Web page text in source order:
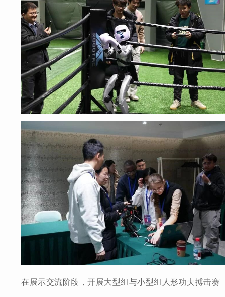
在展示交流阶段，开展大型组与小型组人形功夫搏击赛